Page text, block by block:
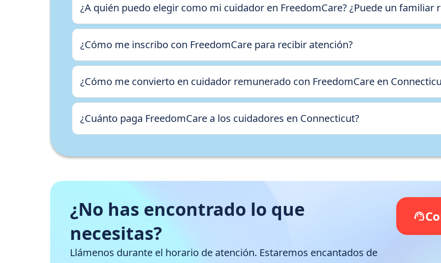
¿A quién puedo elegir como mi cuidador en FreedomCare? ¿Puede un familiar
¿Cómo me inscribo con FreedomCare para recibir atención?
¿Cómo me convierto en cuidador remunerado con FreedomCare en
¿Cuánto paga FreedomCare a los cuidadores en Connecticut?
¿No has encontrado lo que
necesitas?
Llámenos durante el horario de atención. Estaremos encantados de